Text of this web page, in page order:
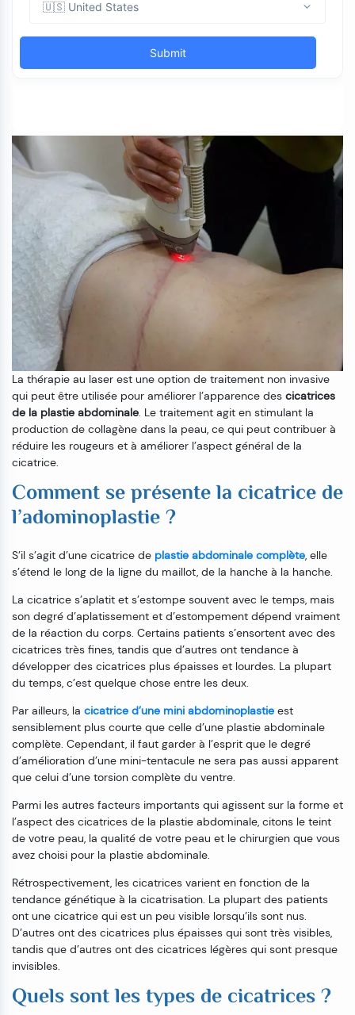
La thérapie au laser est une option de traitement non invasive
qui peut être utilisée pour améliorer l’apparence des cicatrices
de la plastie abdominale. Le traitement agit en stimulant la
production de collagène dans la peau, ce qui peut contribuer à
réduire les rougeurs et à améliorer l’aspect général de la
cicatrice.
Comment se présente la cicatrice de
l’adominoplastie ?
S’il s’agit d’une cicatrice de plastie abdominale complète, elle
s’étend le long de la ligne du maillot, de la hanche à la hanche.
La cicatrice s’aplatit et s’estompe souvent avec le temps, mais
son degré d’aplatissement et d’estompement dépend vraiment
de la réaction du corps. Certains patients s’ensortent avec des
cicatrices très fines, tandis que d’autres ont tendance à
développer des cicatrices plus épaisses et lourdes. La plupart
du temps, c’est quelque chose entre les deux.
Par ailleurs, la cicatrice d’une mini abdominoplastie est
sensiblement plus courte que celle d’une plastie abdominale
complète. Cependant, il faut garder à l’esprit que le degré
d’amélioration d’une mini-tentacule ne sera pas aussi apparent
que celui d’une torsion complète du ventre.
Parmi les autres facteurs importants qui agissent sur la forme et
l’aspect des cicatrices de la plastie abdominale, citons le teint
de votre peau, la qualité de votre peau et le chirurgien que vous
avez choisi pour la plastie abdominale.
Rétrospectivement, les cicatrices varient en fonction de la
tendance génétique à la cicatrisation. La plupart des patients
ont une cicatrice qui est un peu visible lorsqu’ils sont nus.
D’autres ont des cicatrices plus épaisses qui sont très visibles,
tandis que d’autres ont des cicatrices légères qui sont presque
invisibles.
Quels sont les types de cicatrices ?